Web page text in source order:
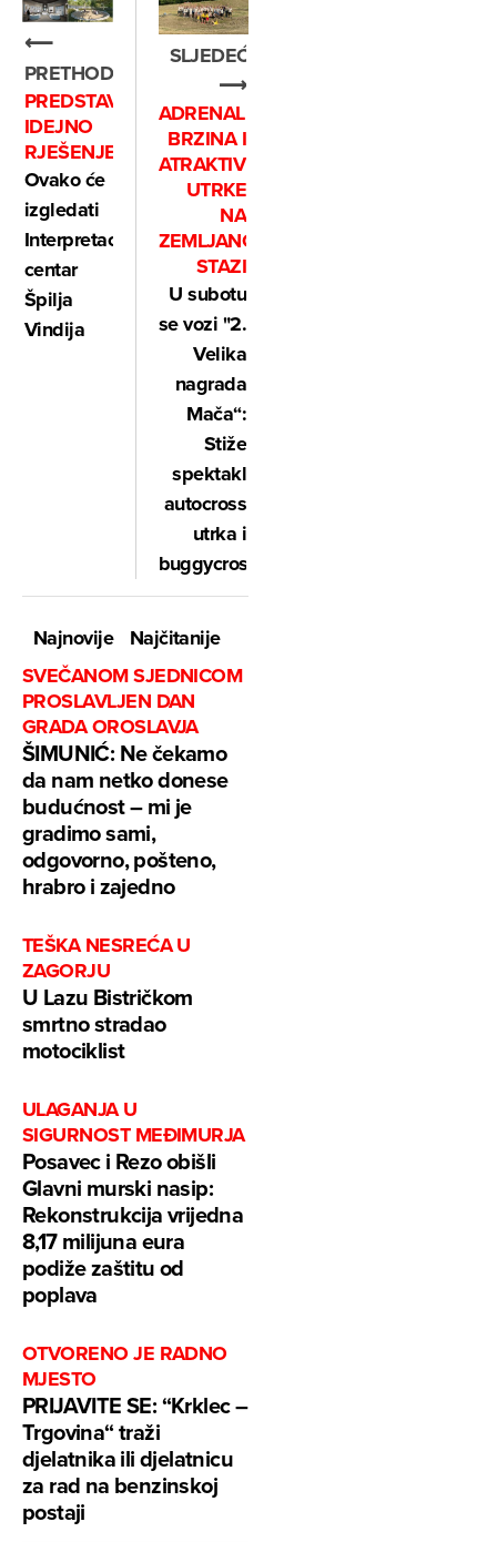
⟵
PRETHODNO
PREDSTAVLJENO
IDEJNO
RJEŠENJE
Ovako će
izgledati
Interpretacijski
centar
Špilja
Vindija
SLJEDEĆE
⟶
ADRENALIN,
BRZINA I
ATRAKTIVNE
UTRKE
NA
ZEMLJANOJ
STAZI
U subotu
se vozi "2.
Velika
nagrada
Mača“:
Stiže
spektakl
autocross
utrka i
buggycrossa
Najnovije
Najčitanije
SVEČANOM SJEDNICOM
PROSLAVLJEN DAN
GRADA OROSLAVJA
ŠIMUNIĆ: Ne čekamo
da nam netko donese
budućnost – mi je
gradimo sami,
odgovorno, pošteno,
hrabro i zajedno
TEŠKA NESREĆA U
ZAGORJU
U Lazu Bistričkom
smrtno stradao
motociklist
ULAGANJA U
SIGURNOST MEĐIMURJA
Posavec i Rezo obišli
Glavni murski nasip:
Rekonstrukcija vrijedna
8,17 milijuna eura
podiže zaštitu od
poplava
OTVORENO JE RADNO
MJESTO
PRIJAVITE SE: “Krklec –
Trgovina“ traži
djelatnika ili djelatnicu
za rad na benzinskoj
postaji